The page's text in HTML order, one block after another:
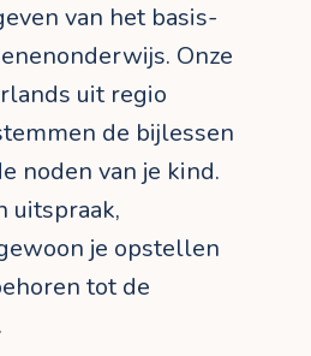
van het basis-
Onze
uit regio
de bijlessen
noden van je kind.
uitspraak,
je opstellen
tot de